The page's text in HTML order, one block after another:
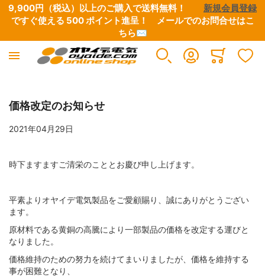
9,900円（税込）以上のご購入で送料無料！ 新規会員登録
ですぐ使える 500 ポイント進呈！ メールでのお問合せはこ
ちら✉
産業電線
極細リード線・小型ボビン巻き
電気・電子用 単芯電線
UL/CSA規格電線
高圧電線
電設資材
端子類
チューブ・スリーブ
テープ
ケーブルアクセサリー・結束材
工具
圧着工具
ワイヤーストリッパー
ハサミ・ニッパー
はんだ・はんだこて関連
オヤイデ電気 直営店限定
オヤイデ店舗限定リケーブル
店舗オリジナル電源タップ
店舗オリジナル電源ケーブル
店舗オリジナルプラグ・コネクター
アウトレット/特別商品
CD / DVD / 書籍
B級品・特価品
マグネットワイヤー余剰品
ETFE余剰品
オーディオ / 映像
電源ケーブル・タップ・関連パーツ
インターコネクトケーブル
スピーカーケーブル
デジタルケーブル
イヤホン/ヘッドホン
ヘッドホン・イヤホンリケーブル
自作用各種プラグ・コネクター
自作用切り売りケーブル・チューブ
接続ケーブル
楽器 / レコーディング / DJ
電源タップ
電源・DCケーブル
電源ケーブル切り売り
楽器用ケーブル
OYAIDE 製品
電源ケーブル
電源ケーブル切り売り
電源タップ（シャーシ、電源用アクセサリー）
電源プラグ&IECコネクター
NEO BY OYAIDE
電源・DCケーブル
楽器向けケーブル
DJ用ケーブル
DTM・レコーディング向け
価格改定のお知らせ
2021年04月29日
時下ますますご清栄のこととお慶び申し上げます。
平素よりオヤイデ電気製品をご愛顧賜り、誠にありがとうござい
ます。
原材料である黄銅の高騰により一部製品の価格を改定する運びと
なりました。
価格維持のための努力を続けてまいりましたが、価格を維持する
事が困難となり、